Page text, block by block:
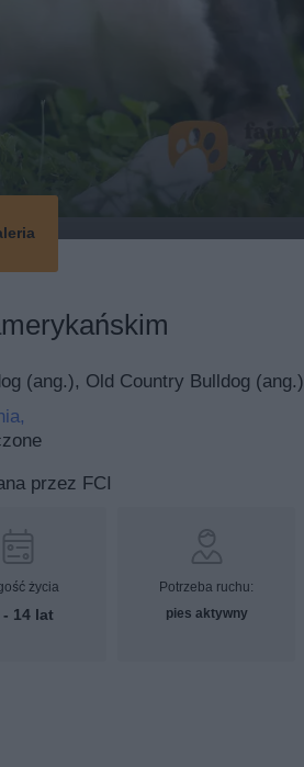
(ang.), Old Country Bulldog (ang.)
przez FCI
życia
- 14 lat
Potrzeba ruchu:
pies aktywny